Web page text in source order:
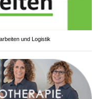
und Logistik